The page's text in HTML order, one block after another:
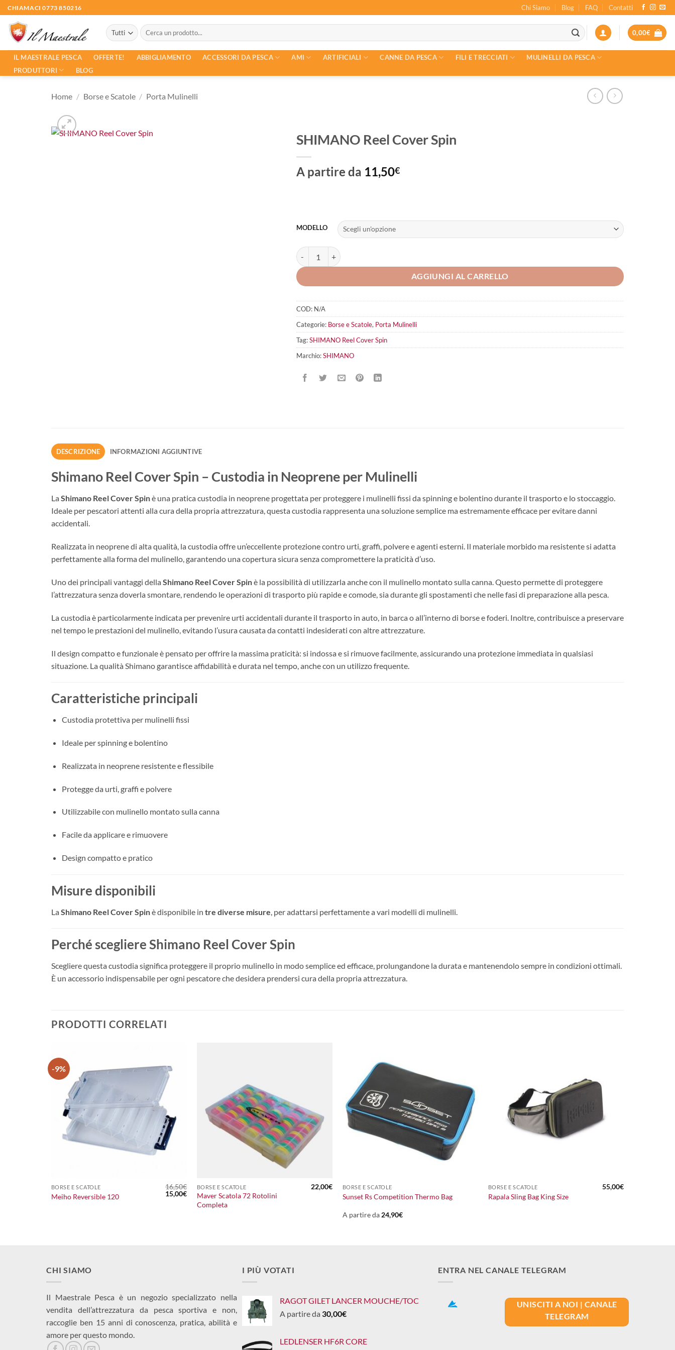
Salta
ai
contenuti
CHIAMACI 0773 850216 Chi Siamo Blog FAQ Contatti
Cerca:
0,00€
IL MAESTRALE PESCA OFFERTE! ABBIGLIAMENTO ACCESSORI DA PESCA AMI ARTIFICIALI CANNE DA PESCA FILI E TRECCIATI
MULINELLI DA PESCA
PRODUTTORI
BLOG
Home / Borse e Scatole / Porta Mulinelli
SHIMANO Reel Cover Spin
A partire da 11,50€
MODELLO
SHIMANO Reel Cover Spin quantità
AGGIUNGI AL CARRELLO
COD: N/A
Categorie: Borse e Scatole, Porta Mulinelli
Tag:SHIMANO Reel Cover Spin
Marchio:SHIMANO
DESCRIZIONE INFORMAZIONI AGGIUNTIVE
Shimano Reel Cover Spin – Custodia in Neoprene per Mulinelli
La Shimano Reel Cover Spinè una pratica custodia in neoprene progettata per proteggere i mulinelli fissi da spinning e bolentino durante il trasporto e lo stoccaggio.
Ideale per pescatori attenti alla cura della propria attrezzatura, questa custodia rappresenta una soluzione semplice ma estremamente efficace per evitare danni
accidentali.
Realizzata in neoprene di alta qualità, la custodia offre un’eccellente protezione contro urti, graffi, polvere e agenti esterni. Il materiale morbido ma resistente si adatta
perfettamente alla forma del mulinello, garantendo una copertura sicura senza compromettere la praticità d’uso.
Uno dei principali vantaggi della Shimano Reel Cover Spinè la possibilità di utilizzarla anche con il mulinello montato sulla canna. Questo permette di proteggere
l’attrezzatura senza doverla smontare, rendendo le operazioni di trasporto più rapide e comode, sia durante gli spostamenti che nelle fasi di preparazione alla pesca.
La custodia è particolarmente indicata per prevenire urti accidentali durante il trasporto in auto, in barca o all’interno di borse e foderi. Inoltre, contribuisce a preservare
nel tempo le prestazioni del mulinello, evitando l’usura causata da contatti indesiderati con altre attrezzature.
Il design compatto e funzionale è pensato per offrire la massima praticità: si indossa e si rimuove facilmente, assicurando una protezione immediata in qualsiasi
situazione. La qualità Shimano garantisce affidabilità e durata nel tempo, anche con un utilizzo frequente.
Caratteristiche principali
Custodia protettiva per mulinelli fissi
Ideale per spinning e bolentino
Realizzata in neoprene resistente e flessibile
Protegge da urti, graffi e polvere
Utilizzabile con mulinello montato sulla canna
Facile da applicare e rimuovere
Design compatto e pratico
Misure disponibili
La Shimano Reel Cover Spinè disponibile in tre diverse misure , per adattarsi perfettamente a vari modelli di mulinelli.
Perché scegliere Shimano Reel Cover Spin
Scegliere questa custodia significa proteggere il proprio mulinello in modo semplice ed efficace, prolungandone la durata e mantenendolo sempre in condizioni ottimali.
È un accessorio indispensabile per ogni pescatore che desidera prendersi cura della propria attrezzatura.
PRODOTTI CORRELATI
-9%
BORSE E SCATOLE
Meiho Reversible 120
16,50€
Il
15,00€Il
prezzo
attuale
BORSE E SCATOLE
Maver Scatola 72 Rotolini
Completa
22,00€ BORSE E SCATOLE
Sunset Rs Competition Thermo Bag
A partire da 24,90€
BORSE E SCATOLE
Rapala Sling Bag King Size
55,00€
prezzo
CHI SIAMO
Il Maestrale Pesca è un negozio specializzato nella
vendita dell’attrezzatura da pesca sportiva e non,
raccoglie ben 15 anni di conoscenza, pratica, abilità e
amore per questo mondo.
I PIÙ VOTATI
RAGOT GILET LANCER MOUCHE/TOC
A partire da 30,00€
LEDLENSER HF6R CORE
ENTRA NEL CANALE TELEGRAM
UNISCITI A NOI | CANALE
TELEGRAM